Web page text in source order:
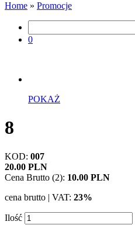
Home » Promocje
0
POKAŻ
8
KOD: 007
20.00 PLN
Cena Brutto (2): 10.00 PLN
cena brutto | VAT: 23%
Ilość